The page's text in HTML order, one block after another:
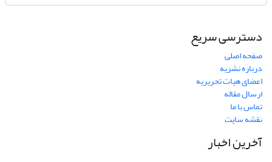
دسترسی سریع
صفحه اصلی
درباره نشریه
اعضای هیات تحریریه
ارسال مقاله
تماس با ما
نقشه سایت
آخرین اخبار